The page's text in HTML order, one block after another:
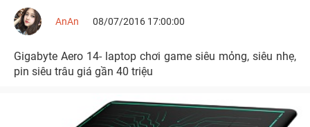
AnAn 08/07/2016 17:00:00
Gigabyte Aero 14- laptop chơi game siêu mỏng, siêu nhẹ,
pin siêu trâu giá gần 40 triệu